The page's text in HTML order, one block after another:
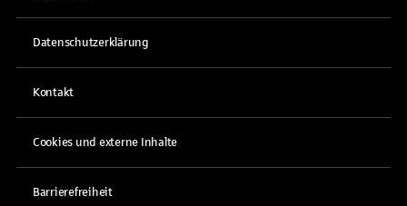
Datenschutzerklärung
Kontakt
Cookies und externe Inhalte
Barrierefreiheit